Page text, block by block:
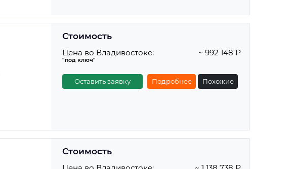
Стоимость
Цена во Владивостоке:
"под ключ"
~ 992 148 ₽
Оставить заявку Подробнее Похожие
Стоимость